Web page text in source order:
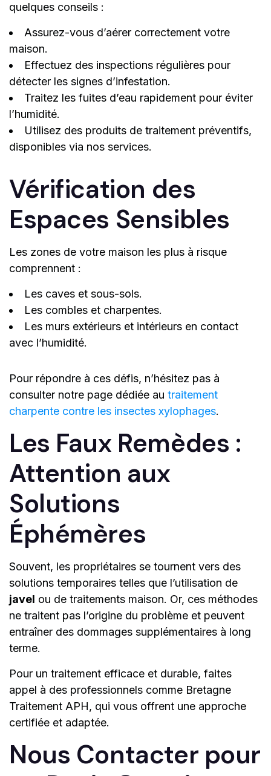
quelques conseils :
Assurez-vous d’aérer correctement votre
maison.
Effectuez des inspections régulières pour
détecter les signes d’infestation.
Traitez les fuites d’eau rapidement pour éviter
l’humidité.
Utilisez des produits de traitement préventifs,
disponibles via nos services.
Vérification des
Espaces Sensibles
Les zones de votre maison les plus à risque
comprennent :
Les caves et sous-sols.
Les combles et charpentes.
Les murs extérieurs et intérieurs en contact
avec l’humidité.
Pour répondre à ces défis, n’hésitez pas à
consulter notre page dédiée au traitement
charpente contre les insectes xylophages.
Les Faux Remèdes :
Attention aux
Solutions
Éphémères
Souvent, les propriétaires se tournent vers des
solutions temporaires telles que l’utilisation de
javel ou de traitements maison. Or, ces méthodes
ne traitent pas l’origine du problème et peuvent
entraîner des dommages supplémentaires à long
terme.
Pour un traitement efficace et durable, faites
appel à des professionnels comme Bretagne
Traitement APH, qui vous offrent une approche
certifiée et adaptée.
Nous Contacter pour